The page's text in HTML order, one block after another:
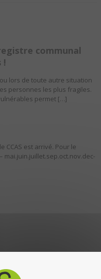
communal
!
lors de toute autre situation
personnes les plus fragiles.
permet […]
CCAS est arrivé. Pour le
mai.juin.juillet.sep.oct.nov.dec-